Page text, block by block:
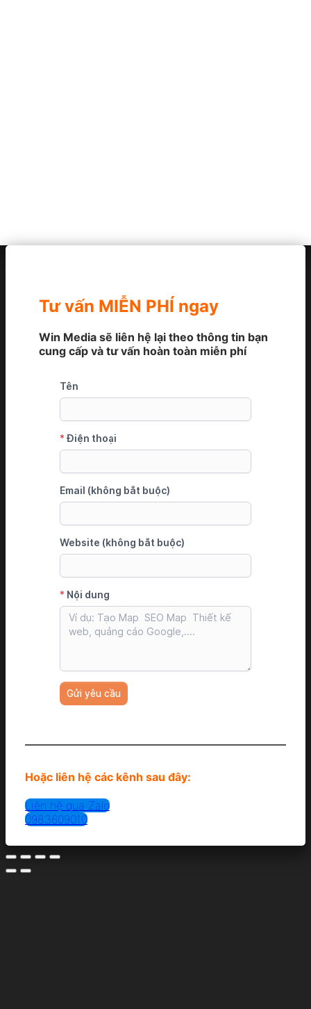
Tư vấn MIỄN PHÍ ngay
Win Media sẽ liên hệ lại theo thông tin bạn
cung cấp và tư vấn hoàn toàn miễn phí
Hoặc liên hệ các kênh sau đây:
Liên hệ qua Zalo
0983609010